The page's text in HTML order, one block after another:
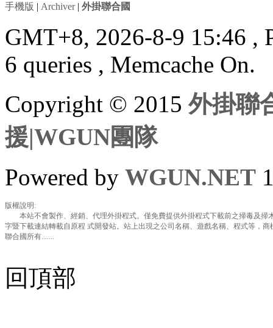
手機版 | Archiver| 外掛聯合國
GMT+8, 2026-8-9 15:46 ,
6 queries , Memcache On.
Copyright © 2015外掛聯
援|WGUN團隊
Powered by WGUN.NET
版權說明:
本站不會製作、經銷、代理外掛程式。僅免費提供外掛程式下載前之掃毒及掃
字暨下載連結轉載自原程 式開發站。站上出現之公司名稱、遊戲名稱、程式等，
聯合國所有.......
回頂部